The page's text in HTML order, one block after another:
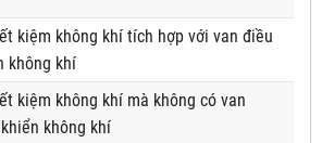
kiệm không khí tích hợp với van điều
không khí
kiệm không khí mà không có van
không khí